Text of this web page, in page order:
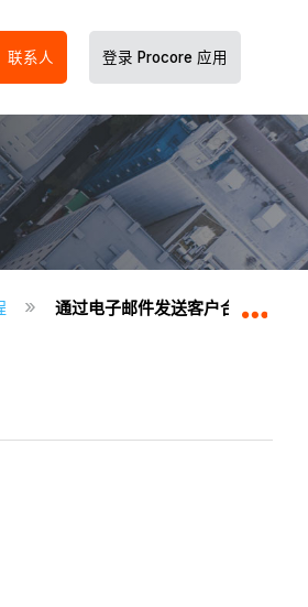
联系人 登录 Procore 应用
通过电子邮件发送客户合同的潜在